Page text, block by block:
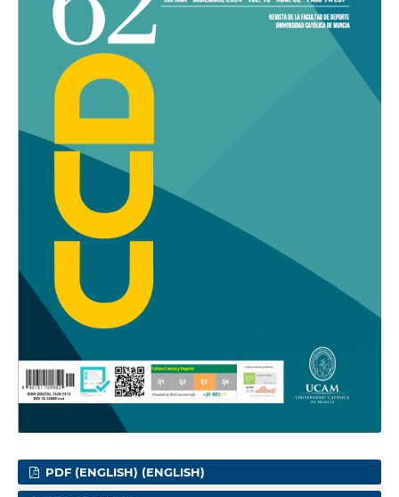
PDF (ENGLISH) (ENGLISH)